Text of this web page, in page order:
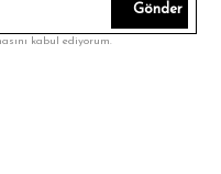
Gönder
kabul ediyorum.